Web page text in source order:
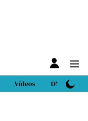
Vídeos DN Sport